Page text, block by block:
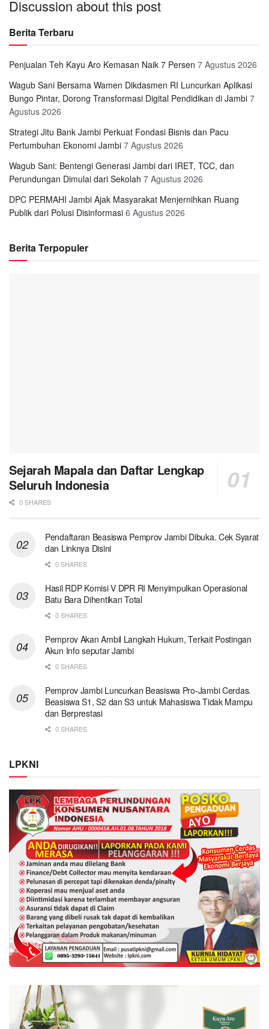
Discussion about this post
Berita Terbaru
Penjualan Teh Kayu Aro Kemasan Naik 7 Persen 7 Agustus 2026
Wagub Sani Bersama Wamen Dikdasmen RI Luncurkan Aplikasi
Bungo Pintar, Dorong Transformasi Digital Pendidikan di Jambi 7
Agustus 2026
Strategi Jitu Bank Jambi Perkuat Fondasi Bisnis dan Pacu
Pertumbuhan Ekonomi Jambi 7 Agustus 2026
Wagub Sani: Bentengi Generasi Jambi dari IRET, TCC, dan
Perundungan Dimulai dari Sekolah 7 Agustus 2026
DPC PERMAHI Jambi Ajak Masyarakat Menjernihkan Ruang
Publik dari Polusi Disinformasi 6 Agustus 2026
Berita Terpopuler
Sejarah Mapala dan Daftar Lengkap
Seluruh Indonesia
0 SHARES
Pendaftaran Beasiswa Pemprov Jambi Dibuka. Cek Syarat
dan Linknya Disini
0 SHARES
Hasil RDP Komisi V DPR RI Menyimpulkan Operasional
Batu Bara Dihentikan Total
0 SHARES
Pemprov Akan Ambil Langkah Hukum, Terkait Postingan
Akun Info seputar Jambi
0 SHARES
Pemprov Jambi Luncurkan Beasiswa Pro-Jambi Cerdas.
Beasiswa S1, S2 dan S3 untuk Mahasiswa Tidak Mampu
dan Berprestasi
0 SHARES
LPKNI